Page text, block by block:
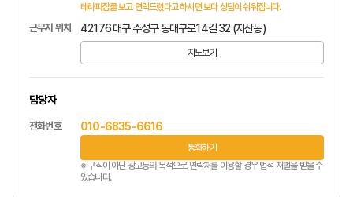
테라피잡를 보고 연락드렸다고 하시면 보다 상담이 쉬워집니다.
근무지 위치 42176 대구 수성구 동대구로14길 32 (지산동)
지도보기
담당자
전화번호 010-6835-6616
통화하기
※ 구직이 아닌 광고등의 목적으로 연락처를 이용할 경우 법적 처벌을 받을 수
있습니다.